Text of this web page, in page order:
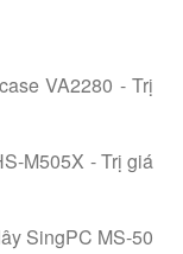
VA2280 - Trị
M505X - Trị giá
SingPC MS-50